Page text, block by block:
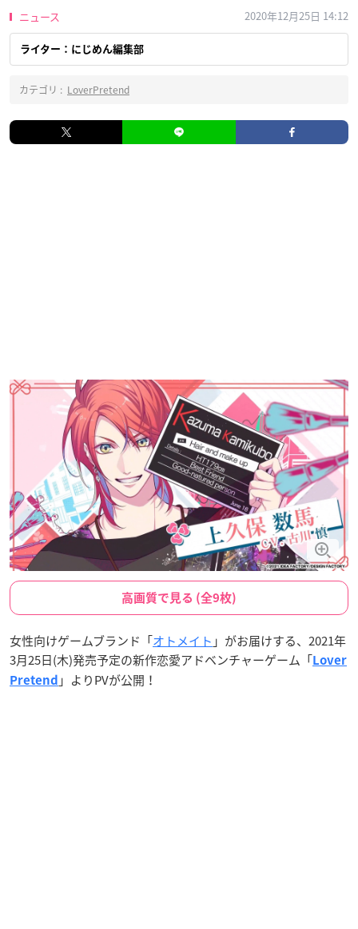
ニュース 2020年12月25日 14:12
ライター：にじめん編集部
カテゴリ : LoverPretend
高画質で見る (全9枚)
女性向けゲームブランド「オトメイト 」がお届けする、2021年
3月25日(木)発売予定の新作恋愛アドベンチャーゲーム「Lover
Pretend 」よりPVが公開！